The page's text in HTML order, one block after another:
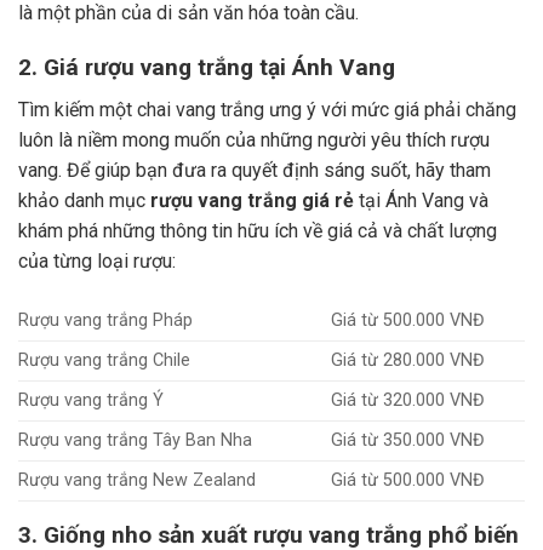
là một phần của di sản văn hóa toàn cầu.
2. Giá rượu vang trắng tại Ánh Vang
Tìm kiếm một chai vang trắng ưng ý với mức giá phải chăng
luôn là niềm mong muốn của những người yêu thích rượu
vang. Để giúp bạn đưa ra quyết định sáng suốt, hãy tham
khảo danh mục rượu vang trắng giá rẻ tại Ánh Vang và
khám phá những thông tin hữu ích về giá cả và chất lượng
của từng loại rượu:
Rượu vang trắng Pháp
Giá từ 500.000 VNĐ
Rượu vang trắng Chile
Giá từ 280.000 VNĐ
Rượu vang trắng Ý
Giá từ 320.000 VNĐ
Rượu vang trắng Tây Ban Nha
Giá từ 350.000 VNĐ
Rượu vang trắng New Zealand
Giá từ 500.000 VNĐ
3. Giống nho sản xuất rượu vang trắng phổ biến